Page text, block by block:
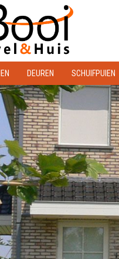
DEUREN SCHUIFPUIEN